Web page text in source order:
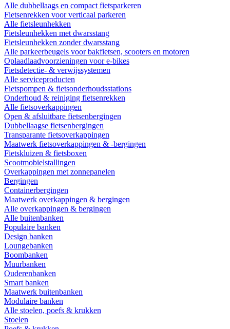
Alle dubbellaags en compact fietsparkeren
Fietsenrekken voor verticaal parkeren
Alle fietsleunhekken
Fietsleunhekken met dwarsstang
Fietsleunhekken zonder dwarsstang
Alle parkeerbeugels voor bakfietsen, scooters en motoren
Oplaadlaadvoorzieningen voor e-bikes
Fietsdetectie- & verwijssystemen
Alle serviceproducten
Fietspompen & fietsonderhoudsstations
Onderhoud & reiniging fietsenrekken
Alle fietsoverkappingen
Open & afsluitbare fietsenbergingen
Dubbellaagse fietsenbergingen
Transparante fietsoverkappingen
Maatwerk fietsoverkappingen & -bergingen
Fietskluizen & fietsboxen
Scootmobielstallingen
Overkappingen met zonnepanelen
Bergingen
Containerbergingen
Maatwerk overkappingen & bergingen
Alle overkappingen & bergingen
Alle buitenbanken
Populaire banken
Design banken
Loungebanken
Boombanken
Muurbanken
Ouderenbanken
Smart banken
Maatwerk buitenbanken
Modulaire banken
Alle stoelen, poefs & krukken
Stoelen